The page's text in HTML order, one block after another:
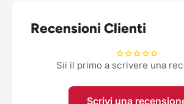
Recensioni Clienti
Sii il primo a scrivere una
Scrivi una